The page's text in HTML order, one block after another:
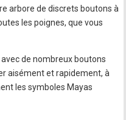
arbore de discrets boutons à
les poignes, que vous
avec de nombreux boutons
aisément et rapidement, à
les symboles Mayas